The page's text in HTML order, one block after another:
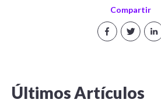
Compartir
Últimos Artículos